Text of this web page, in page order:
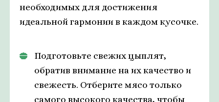
необходимых для достижения
идеальной гармонии в каждом кусочке.
Подготовьте свежих цыплят,
обратив внимание на их качество и
свежесть. Отберите мясо только
самого высокого качества, чтобы